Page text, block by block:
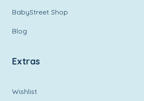
BabyStreet Shop
Blog
Extras
Wishlist